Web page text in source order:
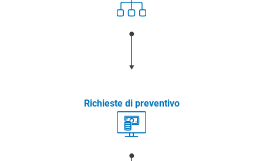
Richieste di preventivo